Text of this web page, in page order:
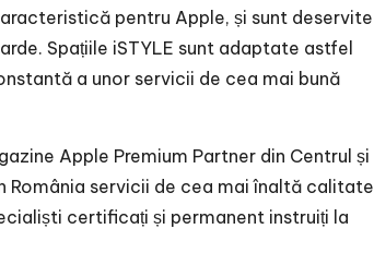
pentru Apple, și sunt deservite
Spațiile iSTYLE sunt adaptate astfel
a unor servicii de cea mai bună
Apple Premium Partner din Centrul și
România servicii de cea mai înaltă calitate
certificați și permanent instruiți la